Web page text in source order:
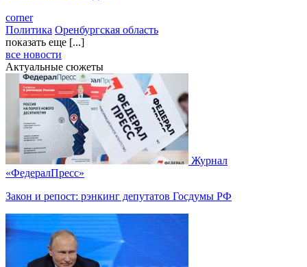
corner
Политика Оренбургская область
показать еще [...]
все новости
Актуальные сюжеты
Журнал
«ФедералПресс»
Закон и репост: рэнкинг депутатов Госдумы РФ